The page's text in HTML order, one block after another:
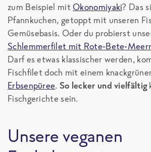
zum Beispiel mitOkonomiyaki? Das
Pfannkuchen, getoppt mit unseren
Gemüsebasis. Oder du probierst
Schlemmerfilet mit Rote-Bete-
Darf es etwas klassischer werden,
Fischfilet doch mit einem
Erbsenpüree. So lecker und vielfältig
Fischgerichte sein.
Unsere veganen